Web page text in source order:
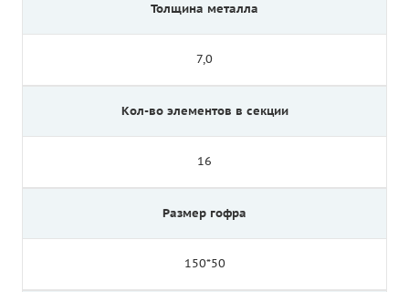
Толщина металла
7,0
Кол-во элементов в секции
16
Размер гофра
150*50